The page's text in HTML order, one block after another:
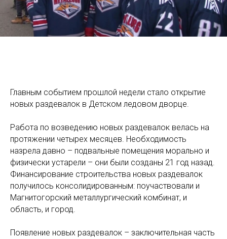
Главным событием прошлой недели стало открытие
новых раздевалок в Детском ледовом дворце.
Работа по возведению новых раздевалок велась на
протяжении четырех месяцев. Необходимость
назрела давно – подвальные помещения морально и
физически устарели – они были созданы 21 год назад.
Финансирование строительства новых раздевалок
получилось консолидированным: поучаствовали и
Магнитогорский металлургический комбинат, и
область, и город.
Появление новых раздевалок – заключительная часть